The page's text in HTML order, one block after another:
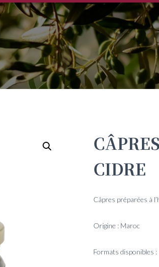
CIDRE
Câpres préparées à
Origine : Maroc
Formats disponibles :